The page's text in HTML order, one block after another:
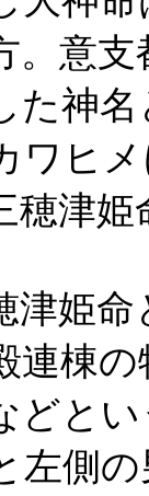
。意
た神
ワヒ
穂津
津姫
連棟
どと
左側